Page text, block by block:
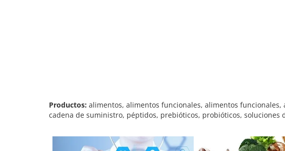
Productos: alimentos, alimentos funcionales, alimentos
cadena de suministro, péptidos, prebióticos, probióticos,